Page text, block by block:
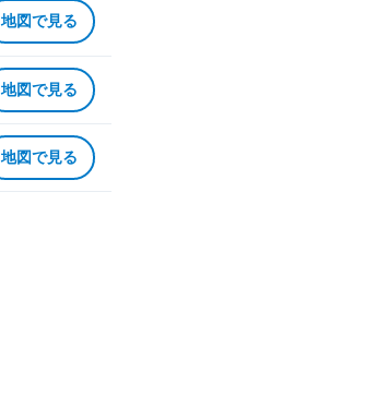
地図で見る
地図で見る
地図で見る